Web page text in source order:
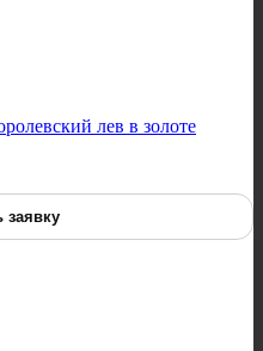
лев в золоте
заявку